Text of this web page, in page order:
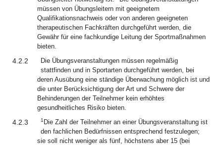
müssen von Übungsleitern mit geeignetem
Qualifikationsnachweis oder von anderen geeigneten
therapeutischen Fachkräften durchgeführt werden, die
Gewähr für eine fachkundige Leitung der Sportmaßnahmen
bieten.
4.2.2
Die Übungsveranstaltungen müssen regelmäßig
stattfinden und in Sportarten durchgeführt werden, bei
deren Ausübung eine ständige Überwachung möglich ist und
die unter Berücksichtigung der Art und Schwere der
Behinderungen der Teilnehmer kein erhöhtes
gesundheitliches Risiko bieten.
4.2.3 1 Die Zahl der Teilnehmer an einer Übungsveranstaltung ist
den fachlichen Bedürfnissen entsprechend festzulegen;
sie soll nicht weniger als fünf, höchstens aber 15 (bei